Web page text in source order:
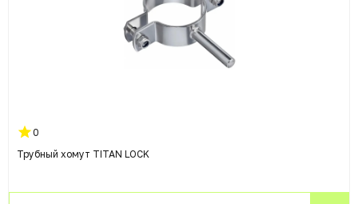
0
Трубный хомут TITAN LOCK